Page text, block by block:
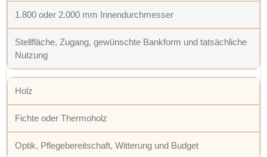
1.800 oder 2.000 mm Innendurchmesser
Stellfläche, Zugang, gewünschte Bankform und tatsächliche
Nutzung
Holz
Fichte oder Thermoholz
Optik, Pflegebereitschaft, Witterung und Budget